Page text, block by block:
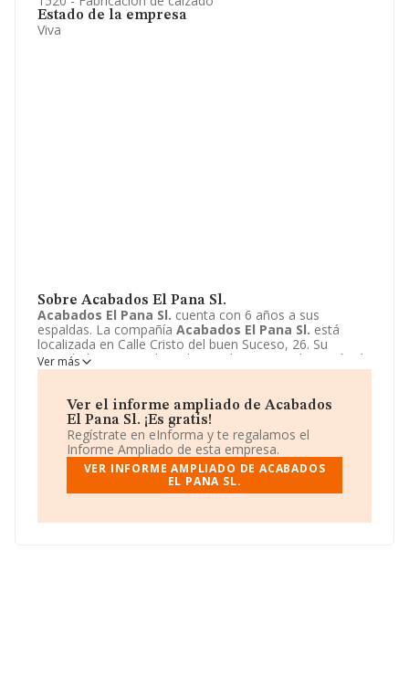
Estado de la empresa
Viva
Sobre Acabados El Pana Sl.
Acabados El Pana Sl. cuenta con 6 años a sus
espaldas. La compañía Acabados El Pana Sl. está
localizada en Calle Cristo del buen Suceso, 26. Su
actividad CNAE se ubica dentro de 1520 - Fabricación de
calzado.Acabados El Pana Sl.tiene un modelo de
Ver más
Ver el informe ampliado de Acabados
El Pana Sl. ¡Es gratis!
Regístrate en eInforma y te regalamos el
Informe Ampliado de esta empresa.
VER INFORME AMPLIADO DE ACABADOS
EL PANA SL.